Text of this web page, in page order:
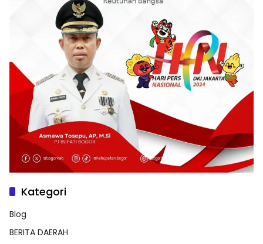
Kategori
Blog
BERITA DAERAH